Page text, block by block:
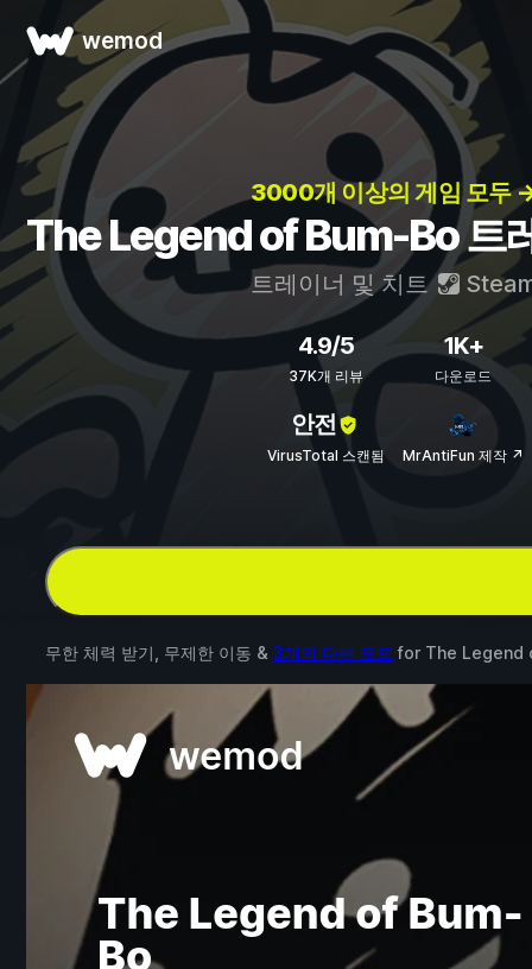
wemod
3000개 이상의 게임 모두
The Legend of Bum-Bo 트
트레이너 및 치트
4.9/5
37K개 리뷰
1K+
다운로드
안전
VirusTotal 스캔됨 MrAntiFun 제작 ↗
무한 체력 받기, 무제한 이동 & 3개의 다른 모드 for The Legend